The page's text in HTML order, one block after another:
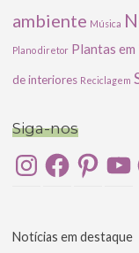
ambiente Música
Plano diretor Plantas
de interiores Reciclagem
Siga-nos
InstagramFacebookPinterest
Notícias em destaque